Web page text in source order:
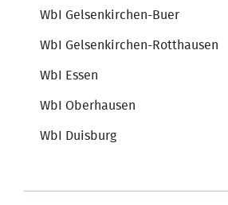
WbI Gelsenkirchen-Buer
WbI Gelsenkirchen-Rotthausen
WbI Essen
WbI Oberhausen
WbI Duisburg